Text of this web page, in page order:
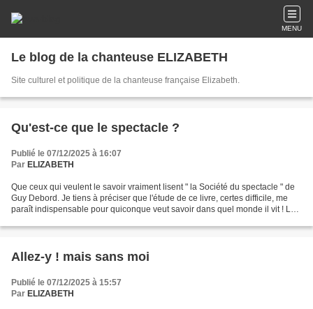
MENU
Le blog de la chanteuse ELIZABETH
Site culturel et politique de la chanteuse française Elizabeth.
Qu'est-ce que le spectacle ?
Publié le 07/12/2025 à 16:07
Par ELIZABETH
Que ceux qui veulent le savoir vraiment lisent " la Société du spectacle " de
Guy Debord. Je tiens à préciser que l'étude de ce livre, certes difficile, me
paraît indispensable pour quiconque veut savoir dans quel monde il vit ! Le
Allez-y ! mais sans moi
Publié le 07/12/2025 à 15:57
Par ELIZABETH